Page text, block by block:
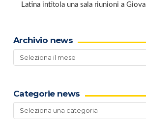
Latina intitola una sala riunioni a
Archivio news
Archivio
news
Categorie news
Categorie
news